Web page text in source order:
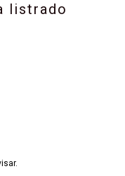
listrado